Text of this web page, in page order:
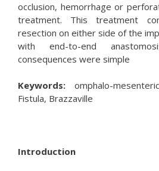
occlusion, hemorrhage or
treatment. This treatment
resection on either side of the
with end-to-end
consequences were simple
Keywords: omphalo-
Fistula, Brazzaville
Introduction